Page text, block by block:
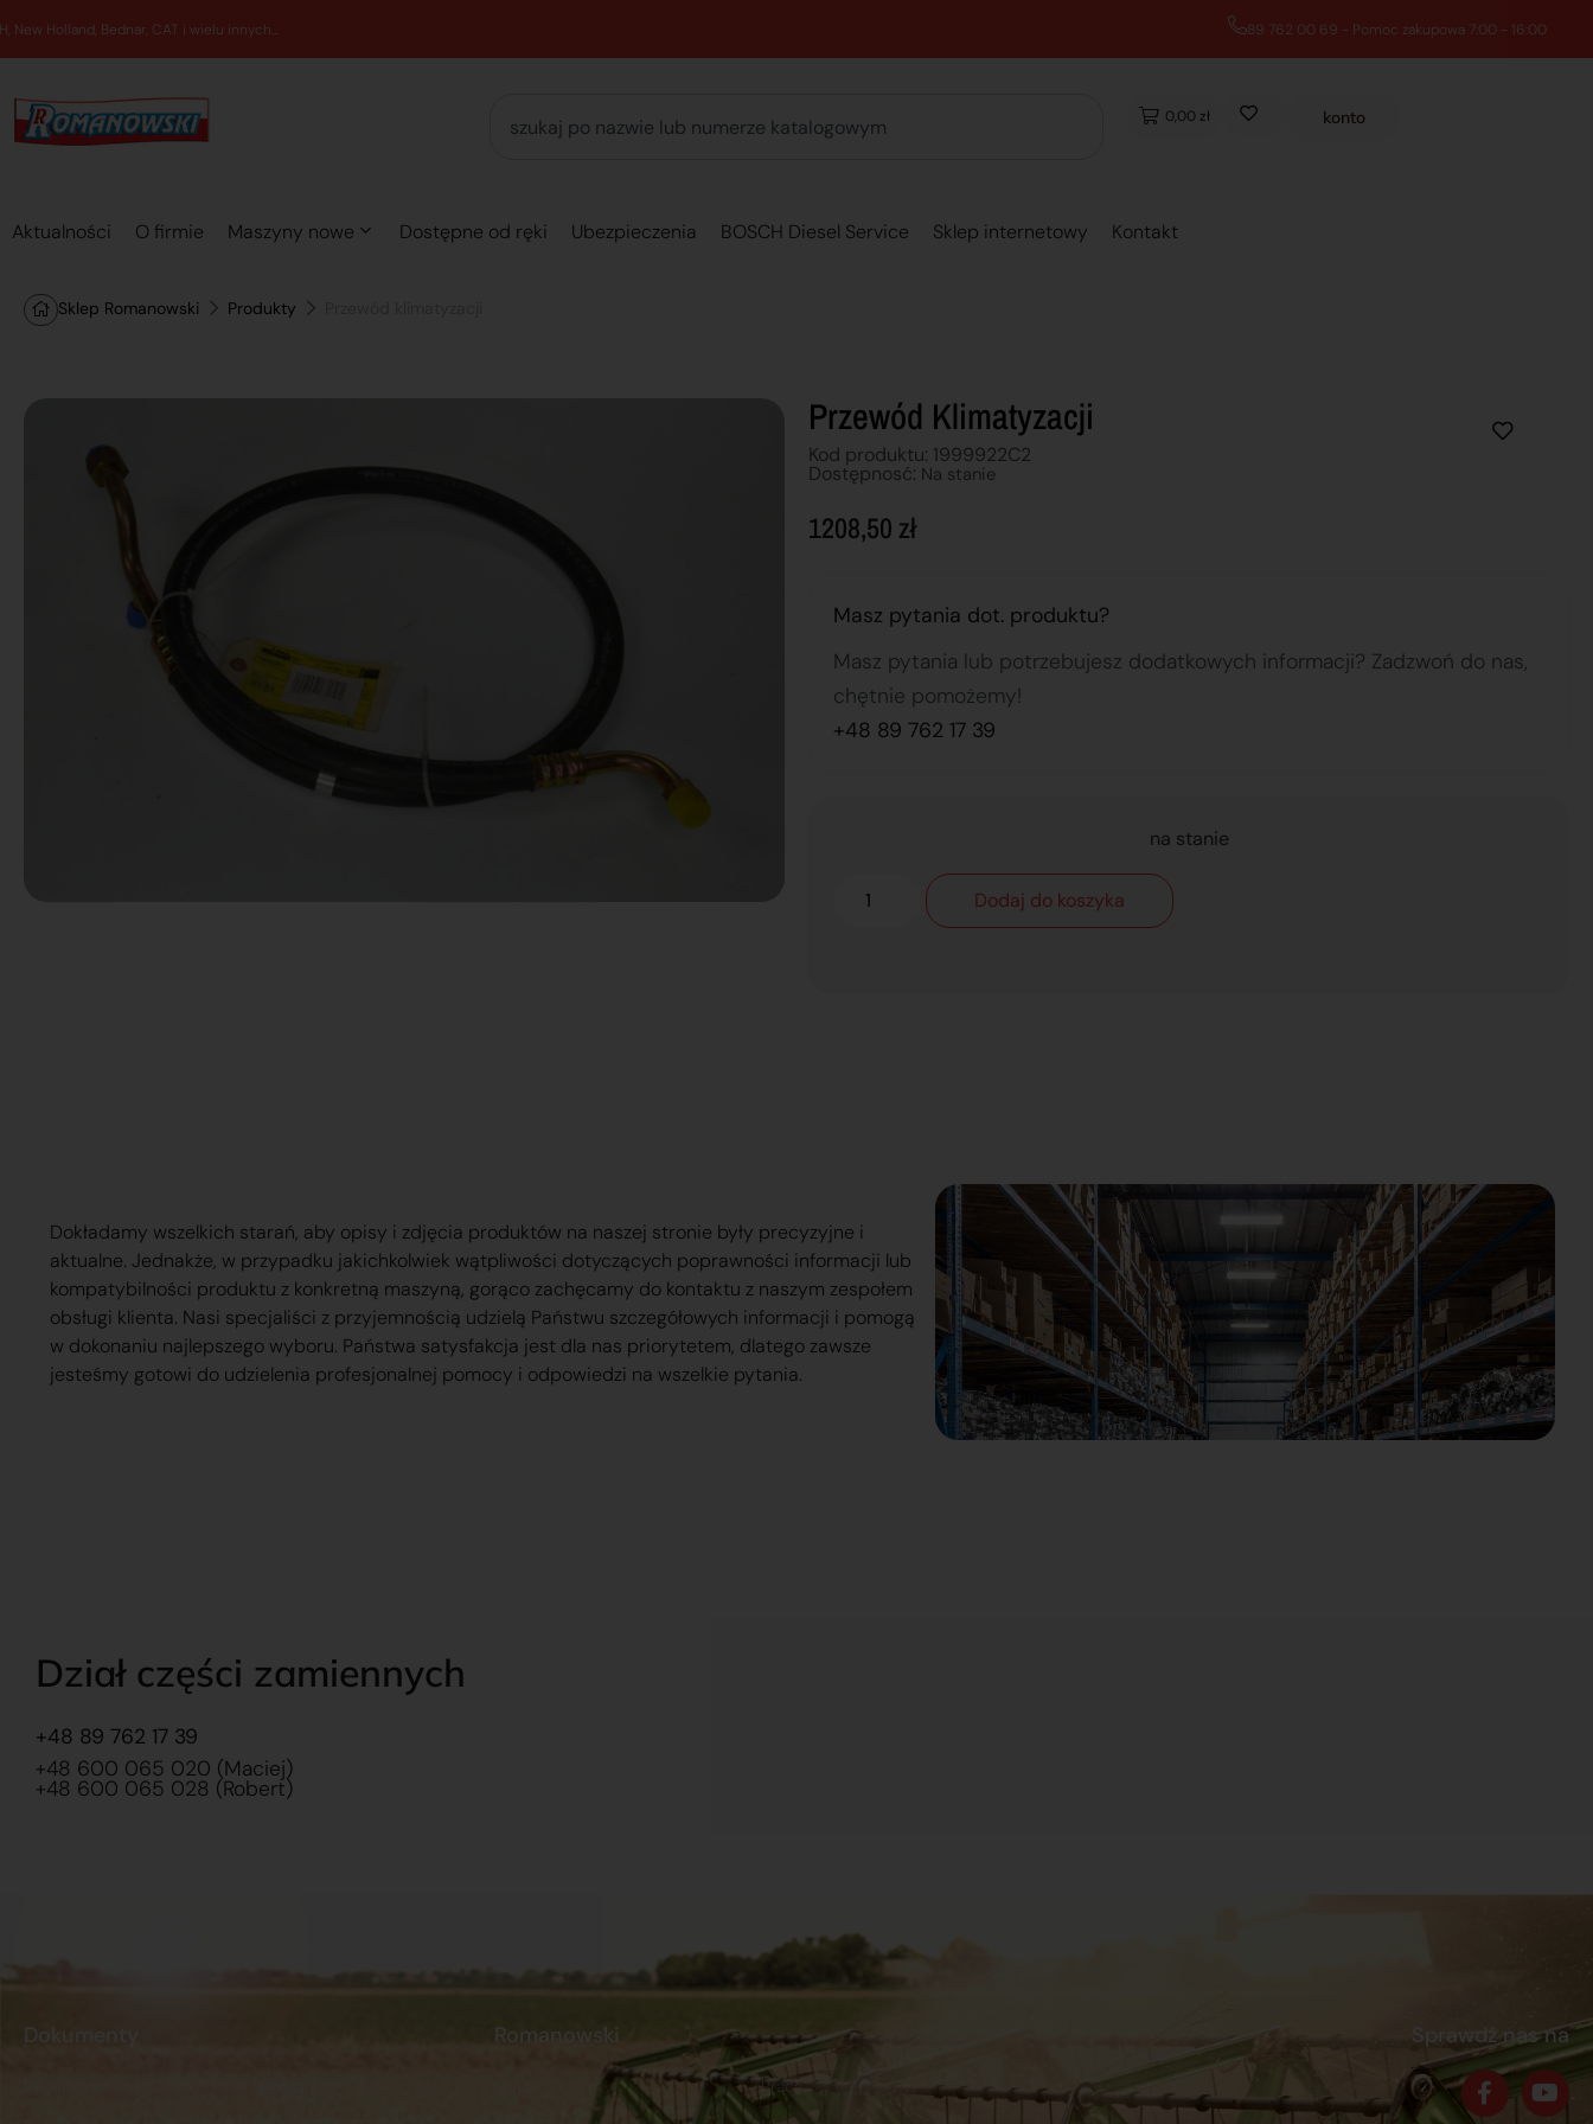
0,00 zł konto
Aktualności O firmie Maszyny nowe Dostępne od ręki Ubezpieczenia BOSCH Diesel Service Sklep internetowy Kontakt
Sklep Romanowski Produkty
Przewód Klimatyzacji
Kod produktu: 1999922C2
Dostępnosć: Na stanie
1208,50 zł
Masz pytania dot. produktu?
Masz pytania lub potrzebujesz dodatkowych informacji? Zadzwoń do nas,
chętnie pomożemy!
+48 89 762 17 39
na stanie
Dodaj do koszyka
Dokładamy wszelkich starań, aby opisy i zdjęcia produktów na naszej stronie były precyzyjne i
aktualne. Jednakże, w przypadku jakichkolwiek wątpliwości dotyczących poprawności informacji lub
kompatybilności produktu z konkretną maszyną, gorąco zachęcamy do kontaktu z naszym zespołem
obsługi klienta. Nasi specjaliści z przyjemnością udzielą Państwu szczegółowych informacji i pomogą
w dokonaniu najlepszego wyboru. Państwa satysfakcja jest dla nas priorytetem, dlatego zawsze
jesteśmy gotowi do udzielenia profesjonalnej pomocy i odpowiedzi na wszelkie pytania.
Dział części zamiennych
+48 89 762 17 39
+48 600 065 020 (Maciej)
+48 600 065 028 (Robert)
Dokumenty Romanowski
Praca
Sprawdź nas na